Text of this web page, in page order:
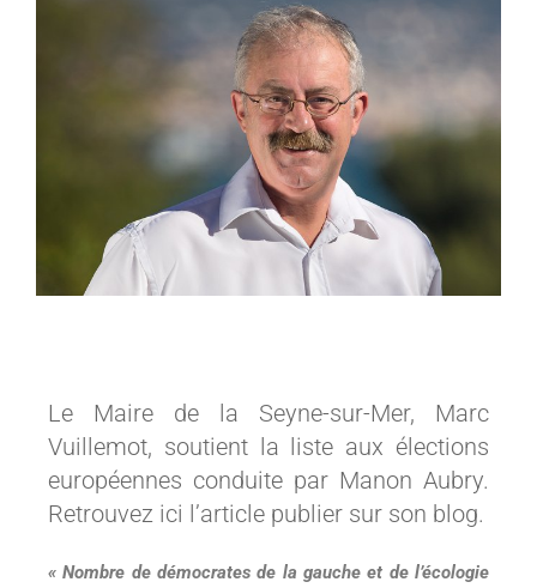
Le Maire de la Seyne-sur-Mer, Marc
Vuillemot, soutient la liste aux élections
européennes conduite par Manon Aubry.
Retrouvez ici l’article publier sur son blog.
« Nombre de démocrates de la gauche et de l’écologie